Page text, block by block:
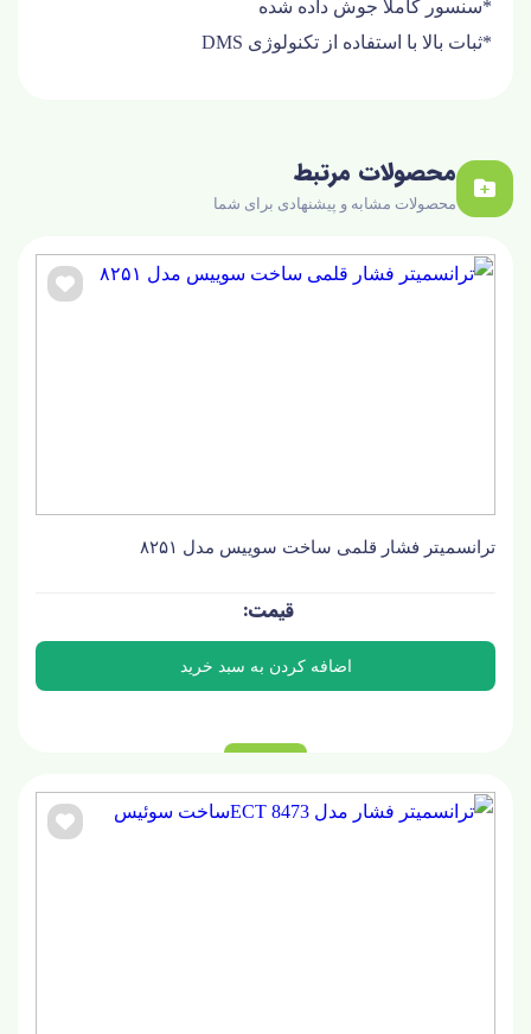
*سنسور کاملا جوش داده شده
*ثبات بالا با استفاده از تکنولوژی DMS
محصولات مرتبط
محصولات مشابه و پیشنهادی برای شما
ترانسمیتر فشار قلمی ساخت سوییس مدل ۸۲۵۱